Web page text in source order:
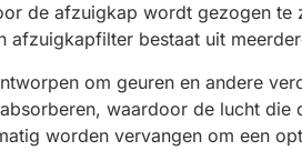
de afzuigkap wordt gezogen
bestaat uit
om geuren en andere
waardoor de lucht
worden vervangen om een